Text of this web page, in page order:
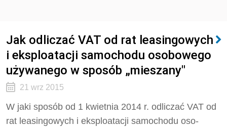
Jak odliczać VAT od rat leasingowych
i eksploatacji samochodu osobowego
używanego w sposób „mieszany"
21 wrz 2015
W jaki sposób od 1 kwietnia 2014 r. odliczać VAT od
rat leasingowych i eksploatacji samochodu oso­